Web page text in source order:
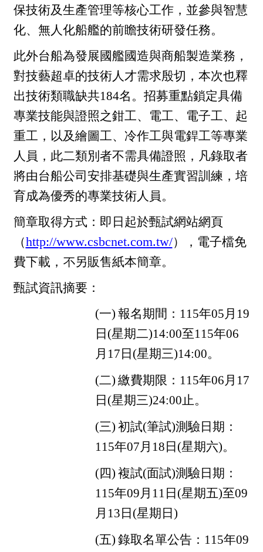
保技術及生產管理等核心工作，並參與智慧
化、無人化船艦的前瞻技術研發任務。
此外台船為發展國艦國造與商船製造業務，
對技藝超卓的技術人才需求殷切，本次也釋
出技術類職缺共184名。招募重點鎖定具備
專業技能與證照之鉗工、電工、電子工、起
重工，以及繪圖工、冷作工與電銲工等專業
人員，此二類別者不需具備證照，凡錄取者
將由台船公司安排基礎與生產實習訓練，培
育成為優秀的專業技術人員。
簡章取得方式：即日起於甄試網站網頁
（http://www.csbcnet.com.tw/），電子檔免
費下載，不另販售紙本簡章。
甄試資訊摘要：
(一) 報名期間：115年05月19
日(星期二)14:00至115年06
月17日(星期三)14:00。
(二) 繳費期限：115年06月17
日(星期三)24:00止。
(三) 初試(筆試)測驗日期：
115年07月18日(星期六)。
(四) 複試(面試)測驗日期：
115年09月11日(星期五)至09
月13日(星期日)
(五) 錄取名單公告：115年09